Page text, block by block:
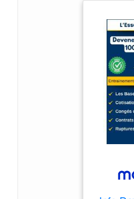
Jeu
legato.
revue
stable